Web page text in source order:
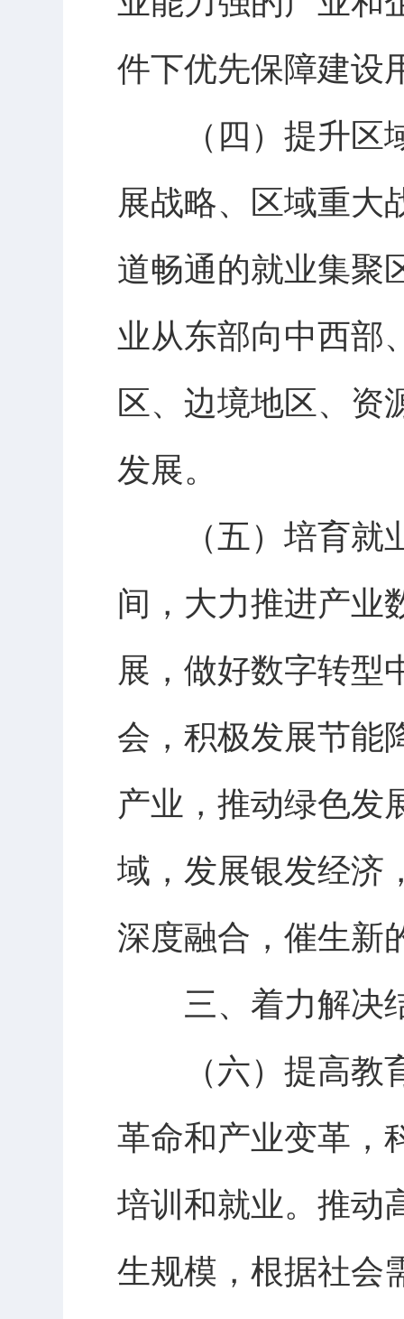
件下优先保障建设
（四）提升区域
展战略、区域重大
道畅通的就业集聚
业从东部向中西部
区、边境地区、资
发展。
（五）培育就业
间，大力推进产业
展，做好数字转型
会，积极发展节能
产业，推动绿色发
域，发展银发经济
深度融合，催生新
三、着力解决
（六）提高教育
革命和产业变革，
培训和就业。推动
生规模，根据社会